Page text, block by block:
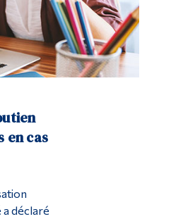
en cas
a déclaré